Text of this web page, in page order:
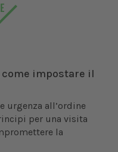
impostare il
urgenza all’ordine
per una visita
la